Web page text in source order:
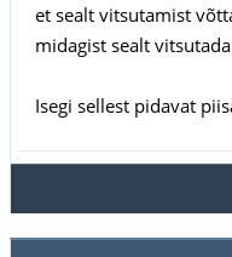
et sealt vitsutamist
midagist sealt
Isegi sellest pidavat